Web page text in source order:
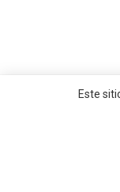
Este